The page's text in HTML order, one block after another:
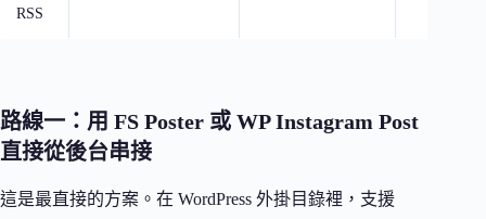
RSS
路線一：用 FS Poster 或 WP Instagram Post
直接從後台串接
這是最直接的方案。在 WordPress 外掛目錄裡，支援